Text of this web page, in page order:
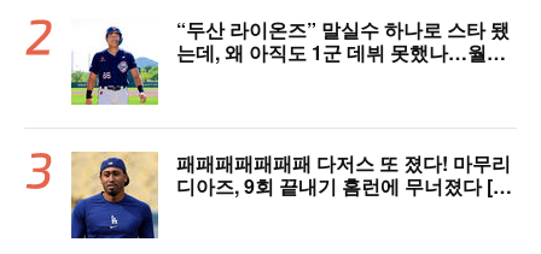
“두산 라이온즈” 말실수 하나로 스타 됐
는데, 왜 아직도 1군 데뷔 못했나…월간
패패패패패패패 다저스 또 졌다! 마무리
디아즈, 9회 끝내기 홈런에 무너졌다 [L